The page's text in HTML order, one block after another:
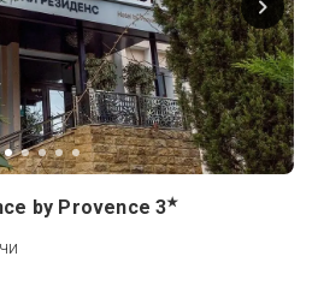
by Provence3★